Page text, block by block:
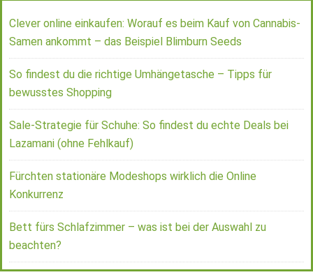
Clever online einkaufen: Worauf es beim Kauf von Cannabis-
Samen ankommt – das Beispiel Blimburn Seeds
So findest du die richtige Umhängetasche – Tipps für
bewusstes Shopping
Sale-Strategie für Schuhe: So findest du echte Deals bei
Lazamani (ohne Fehlkauf)
Fürchten stationäre Modeshops wirklich die Online
Konkurrenz
Bett fürs Schlafzimmer – was ist bei der Auswahl zu
beachten?